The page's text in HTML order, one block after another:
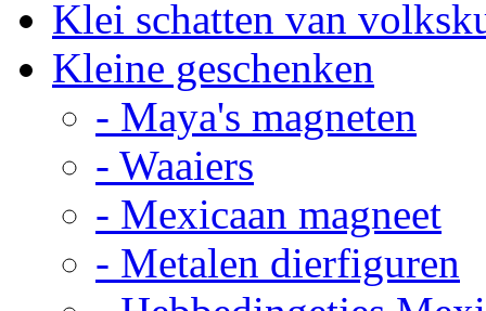
Klei schatten van
Kleine geschenken
- Maya's magneten
- Waaiers
- Mexicaan magneet
- Metalen dierfiguren